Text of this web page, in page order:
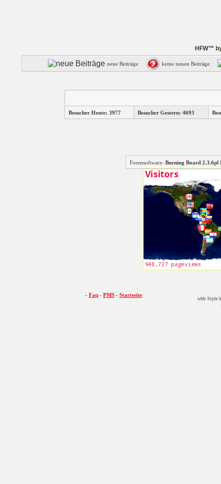
HFW™
neue Beiträge keine neuen Beiträge
Besucher Heute: 3977 Besucher Gestern: 4693
Forensoftware: Burning Board
- Faq - PMS - Startseite
wbb Style